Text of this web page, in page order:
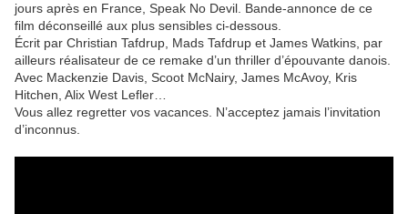
jours après en France, Speak No Devil. Bande-annonce de ce
film déconseillé aux plus sensibles ci-dessous.
Écrit par Christian Tafdrup, Mads Tafdrup et James Watkins, par
ailleurs réalisateur de ce remake d’un thriller d’épouvante danois.
Avec Mackenzie Davis, Scoot McNairy, James McAvoy, Kris
Hitchen, Alix West Lefler…
Vous allez regretter vos vacances. N’acceptez jamais l’invitation
d’inconnus.